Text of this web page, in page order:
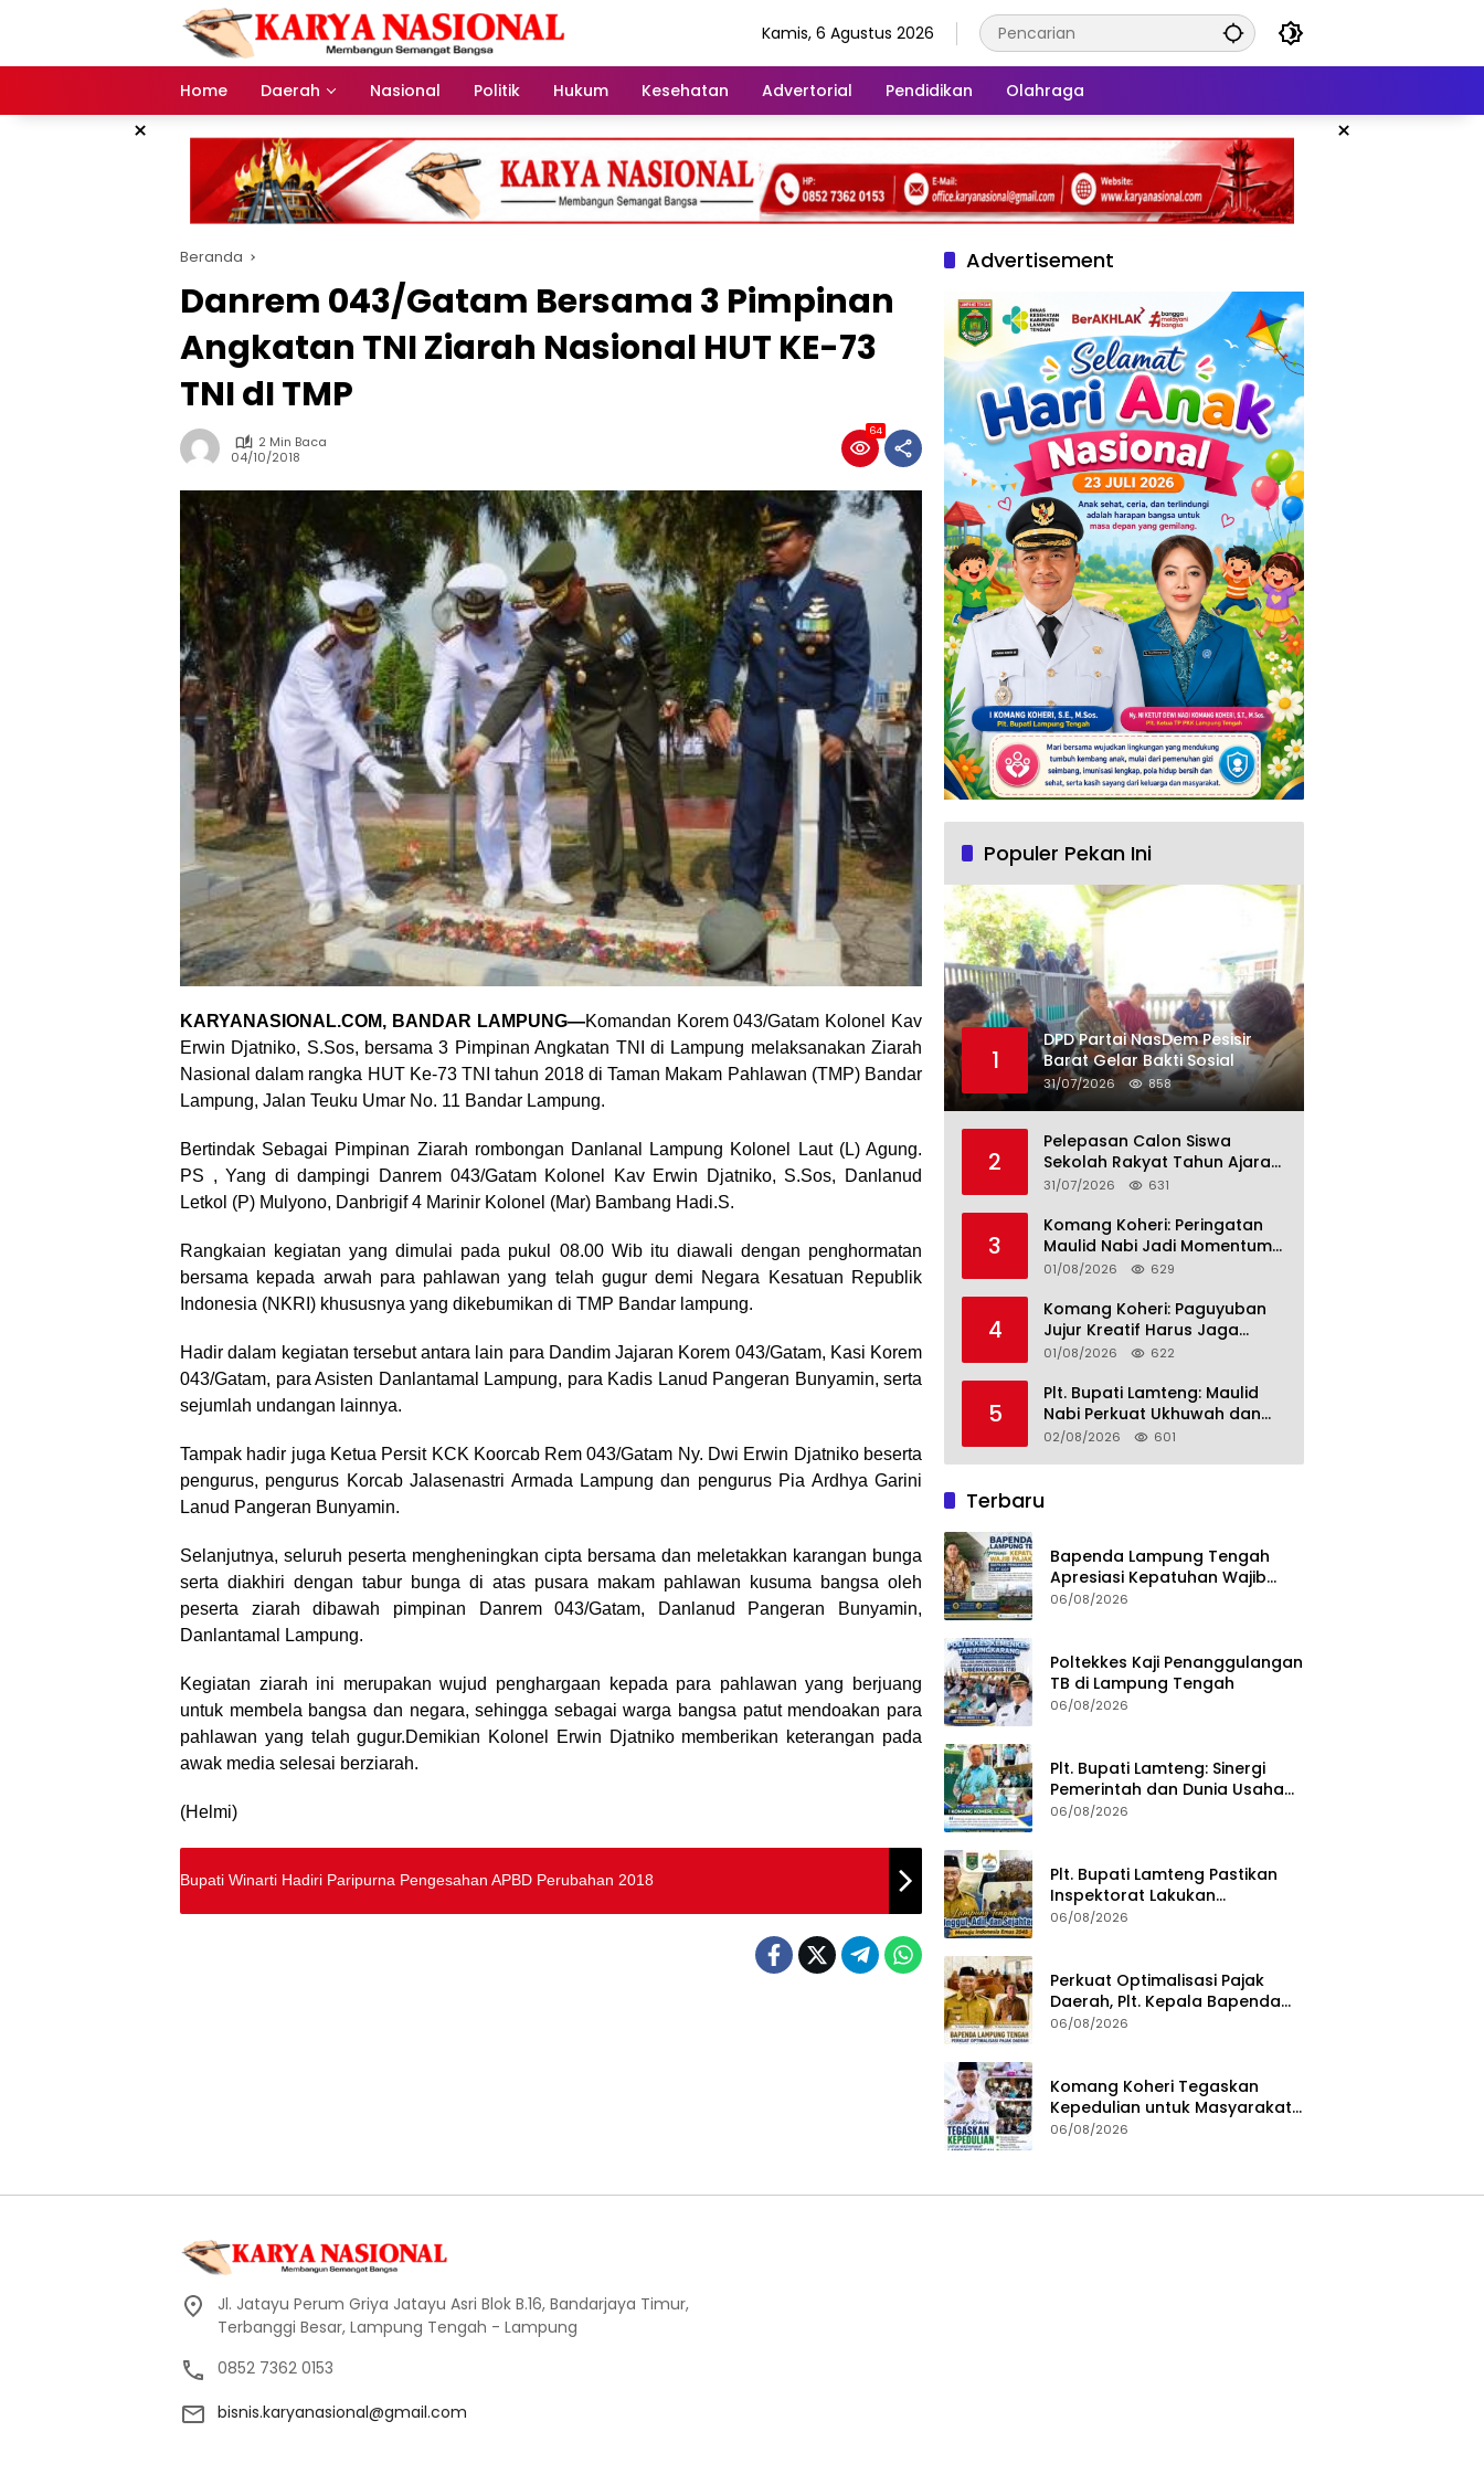
Kamis, 6 Agustus 2026
Home Daerah Nasional Politik Hukum Kesehatan Advertorial Pendidikan Olahraga
× ×
Beranda
Danrem 043/Gatam Bersama 3 Pimpinan
Angkatan TNI Ziarah Nasional HUT KE-73
TNI dI TMP
2 Min Baca
04/10/2018
64
KARYANASIONAL.COM, BANDAR LAMPUNG—Komandan Korem 043/Gatam Kolonel Kav
Erwin Djatniko, S.Sos, bersama 3 Pimpinan Angkatan TNI di Lampung melaksanakan Ziarah
Nasional dalam rangka HUT Ke-73 TNI tahun 2018 di Taman Makam Pahlawan (TMP) Bandar
Lampung, Jalan Teuku Umar No. 11 Bandar Lampung.
Bertindak Sebagai Pimpinan Ziarah rombongan Danlanal Lampung Kolonel Laut (L) Agung.
PS , Yang di dampingi Danrem 043/Gatam Kolonel Kav Erwin Djatniko, S.Sos, Danlanud
Letkol (P) Mulyono, Danbrigif 4 Marinir Kolonel (Mar) Bambang Hadi.S.
Rangkaian kegiatan yang dimulai pada pukul 08.00 Wib itu diawali dengan penghormatan
bersama kepada arwah para pahlawan yang telah gugur demi Negara Kesatuan Republik
Indonesia (NKRI) khususnya yang dikebumikan di TMP Bandar lampung.
Hadir dalam kegiatan tersebut antara lain para Dandim Jajaran Korem 043/Gatam, Kasi Korem
043/Gatam, para Asisten Danlantamal Lampung, para Kadis Lanud Pangeran Bunyamin, serta
sejumlah undangan lainnya.
Tampak hadir juga Ketua Persit KCK Koorcab Rem 043/Gatam Ny. Dwi Erwin Djatniko beserta
pengurus, pengurus Korcab Jalasenastri Armada Lampung dan pengurus Pia Ardhya Garini
Lanud Pangeran Bunyamin.
Selanjutnya, seluruh peserta mengheningkan cipta bersama dan meletakkan karangan bunga
serta diakhiri dengan tabur bunga di atas pusara makam pahlawan kusuma bangsa oleh
peserta ziarah dibawah pimpinan Danrem 043/Gatam, Danlanud Pangeran Bunyamin,
Danlantamal Lampung.
Kegiatan ziarah ini merupakan wujud penghargaan kepada para pahlawan yang berjuang
untuk membela bangsa dan negara, sehingga sebagai warga bangsa patut mendoakan para
pahlawan yang telah gugur.Demikian Kolonel Erwin Djatniko memberikan keterangan pada
awak media selesai berziarah.
(Helmi)
Bupati Winarti Hadiri Paripurna Pengesahan APBD Perubahan 2018
Advertisement
Populer Pekan Ini
1
DPD Partai NasDem Pesisir
Barat Gelar Bakti Sosial
31/07/2026 858
2
Pelepasan Calon Siswa
Sekolah Rakyat Tahun Ajaran
2026–2027, Plt. Bupati
Hadirkan Pendidikan
Berkualitas
31/07/2026 631
3
Komang Koheri: Peringatan
Maulid Nabi Jadi Momentum
Perkuat Ukhuwah Umat di
01/08/2026 629
4
Komang Koheri: Paguyuban
Jujur Kreatif Harus Jaga
Persatuan untuk Kemajuan
01/08/2026 622
5
Plt. Bupati Lamteng: Maulid
Nabi Perkuat Ukhuwah dan
Jaga Kerukunan Umat
02/08/2026 601
Terbaru
Bapenda Lampung Tengah
Apresiasi Kepatuhan Wajib
Pajak, Siapkan Pengawasan
06/08/2026
Poltekkes Kaji Penanggulangan
TB di Lampung Tengah
06/08/2026
Plt. Bupati Lamteng: Sinergi
Pemerintah dan Dunia Usaha
Kunci Pembangunan
06/08/2026
Plt. Bupati Lamteng Pastikan
Inspektorat Lakukan
Pemeriksaan Akhir Masa
06/08/2026
Perkuat Optimalisasi Pajak
Daerah, Plt. Kepala Bapenda
Lampung Tengah Minta Seluruh
06/08/2026
Komang Koheri Tegaskan
Kepedulian untuk Masyarakat
Lampung Tengah Lewat
06/08/2026
Jl. Jatayu Perum Griya Jatayu Asri Blok B.16, Bandarjaya Timur,
Terbanggi Besar, Lampung Tengah - Lampung
0852 7362 0153
bisnis.karyanasional@gmail.com